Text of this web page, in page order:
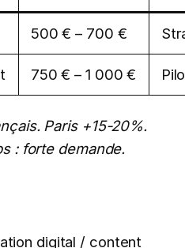
500 € – 700 €
750 € – 1 000 €
Paris +15-20%.
: forte demande.
digital / content